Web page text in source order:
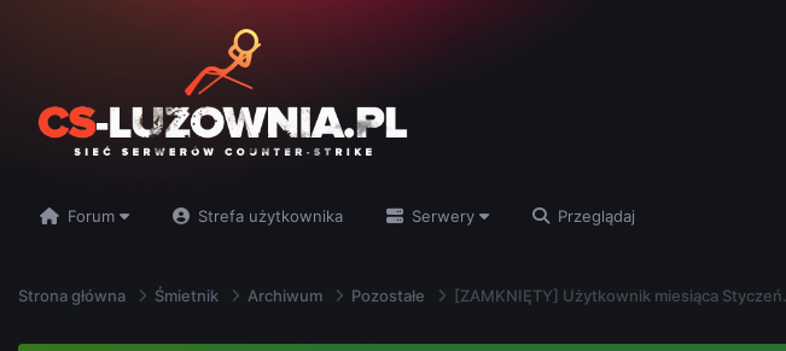
Forum Strefa użytkownika Serwery Przeglądaj
Strona główna Śmietnik Archiwum Pozostałe [ZAMKNIĘTY] Użytkownik miesiąca Styczeń.